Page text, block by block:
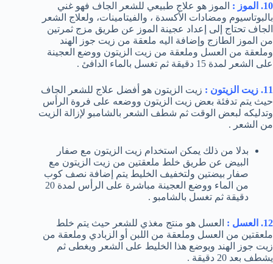
10. الموز :
الموز هو علاج طبيعي للشعر الجاف فهو غني
بالبوتاسيوم ومضادات الأكسدة ، والفيتامينات، ولعلاج الشعر
الجاف تحتاج إلى إعداد عجينة الموز عن طريق مزج ثمرتين
من الموز الطازج وإضافة اليه ملعقة من زيت جوز الهند
وملعقة من العسل وملعقة من زيت الزيتون ووضع العجينة
على الشعر لمدة 15 دقيقة ثم تغسل بالماء الدافئ .
11. زيت الزيتون :
زيت الزيتون هو أفضل علاج للشعر الجاف
حيث يتم تدفئة بعض زيت الزيتون ووضعه على فروة الرأس
وتدليكه لبعض الوقت ثم شطف الشعر بالشامبو لإزالة الزيت
من الشعر .
بدلا من ذلك يمكن استخدام زيت الزيتون مع صفار
البيض عن طريق خلط ملعقتين من زيت الزيتون مع
صفار بيضتين ولتخفيف الخليط يتم إضافة نصف كوب
من الماء ووضع العجينة مباشرة على الرأس لمدة 20
دقيقة ثم تغسل بالشامبو .
12. العسل :
العسل هو منتج مغذي للشعر حيث يتم خلط
ملعقتين من العسل وملعقة من اللبن أو الزبادي وملعقة من
زيت جوز الهند ويوضع هذا الخليط على الشعر ويغطى ثم
يشطف بعد 20 دقيقة .